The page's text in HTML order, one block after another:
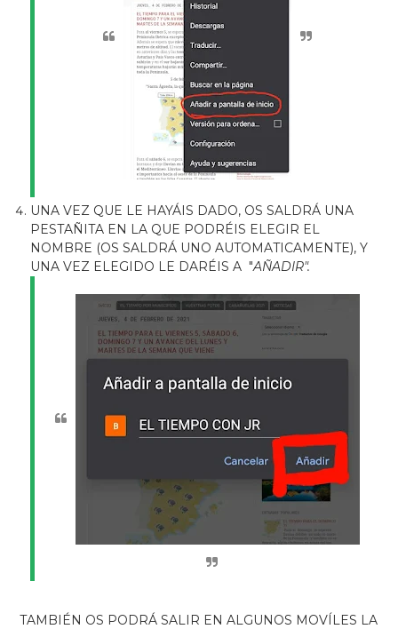
UNA VEZ QUE LE HAYÁIS DADO, OS SALDRÁ UNA
PESTAÑITA EN LA QUE PODRÉIS ELEGIR EL
NOMBRE (OS SALDRÁ UNO AUTOMATICAMENTE), Y
UNA VEZ ELEGIDO LE DARÉIS A "AÑADIR".
TAMBIÉN OS PODRÁ SALIR EN ALGUNOS MOVÍLES LA